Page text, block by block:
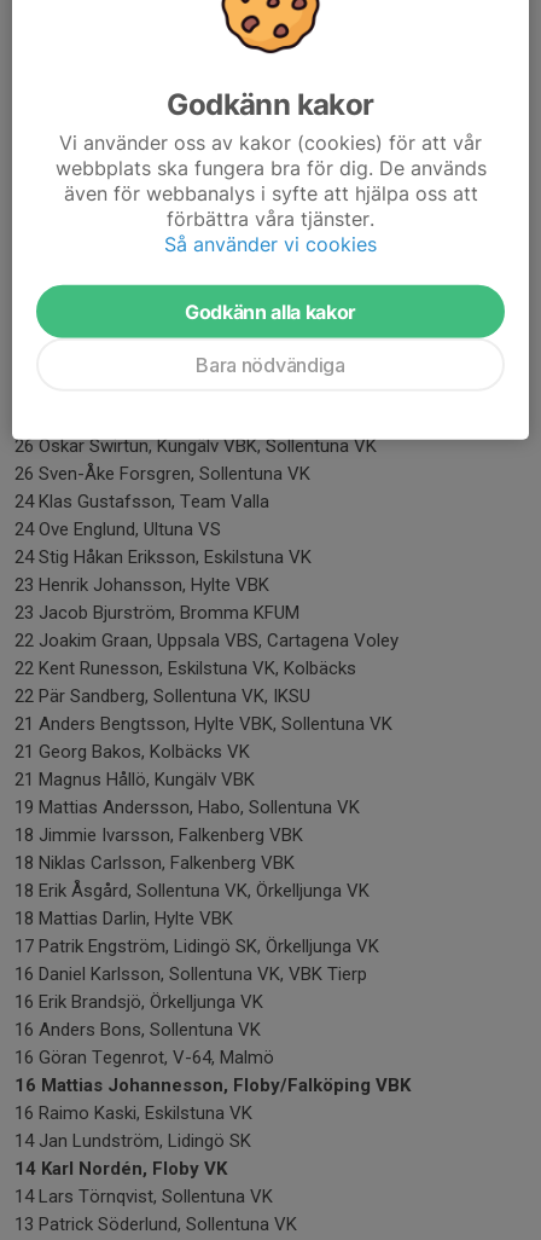
37 Ralph Bågenholm, Tapper, Progona
35 Anders Johansson, Tapper, Progona
33 Andreas Ringeby, Floby/Falköping VBK
33 Emil Nilsson, Örkelljunga VK
33 Lars Gustavsson, Tapper
33 Leif Hultberg, Eskilstuna, Bromma KFUM, Alingsås
30 Lars Kronstrand, , Ultuna VS, IKSU
29 Ola Olofsson, Örkelljunga VK
28 Lars Söderlund, Kolbäcks VK
28 Otto Lindberg, Bromma KFUM, Sollentuna
27 Ola Karlsson, Örkelljunga VK, Vingåker VK
27 Arne Johansson, Floby VK, Lidingö SK
26 Oskar Swirtun, Kungälv VBK, Sollentuna VK
26 Sven-Åke Forsgren, Sollentuna VK
24 Klas Gustafsson, Team Valla
24 Ove Englund, Ultuna VS
24 Stig Håkan Eriksson, Eskilstuna VK
23 Henrik Johansson, Hylte VBK
23 Jacob Bjurström, Bromma KFUM
22 Joakim Graan, Uppsala VBS, Cartagena Voley
22 Kent Runesson, Eskilstuna VK, Kolbäcks
22 Pär Sandberg, Sollentuna VK, IKSU
21 Anders Bengtsson, Hylte VBK, Sollentuna VK
21 Georg Bakos, Kolbäcks VK
21 Magnus Hållö, Kungälv VBK
19 Mattias Andersson, Habo, Sollentuna VK
18 Jimmie Ivarsson, Falkenberg VBK
18 Niklas Carlsson, Falkenberg VBK
18 Erik Åsgård, Sollentuna VK, Örkelljunga VK
18 Mattias Darlin, Hylte VBK
17 Patrik Engström, Lidingö SK, Örkelljunga VK
16 Daniel Karlsson, Sollentuna VK, VBK Tierp
16 Erik Brandsjö, Örkelljunga VK
16 Anders Bons, Sollentuna VK
16 Göran Tegenrot, V-64, Malmö
16 Mattias Johannesson, Floby/Falköping VBK
16 Raimo Kaski, Eskilstuna VK
14 Jan Lundström, Lidingö SK
14 Karl Nordén, Floby VK
14 Lars Törnqvist, Sollentuna VK
13 Patrick Söderlund, Sollentuna VK
Godkänn kakor
Vi använder oss av kakor (cookies) för att vår
webbplats ska fungera bra för dig. De används
även för webbanalys i syfte att hjälpa oss att
förbättra våra tjänster.
Så använder vi cookies
Godkänn alla kakor
Bara nödvändiga